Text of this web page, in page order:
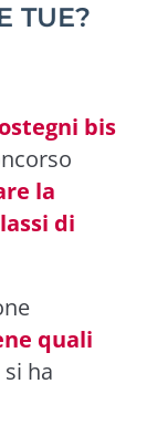
TUE?
bis
la
di
quali
ha